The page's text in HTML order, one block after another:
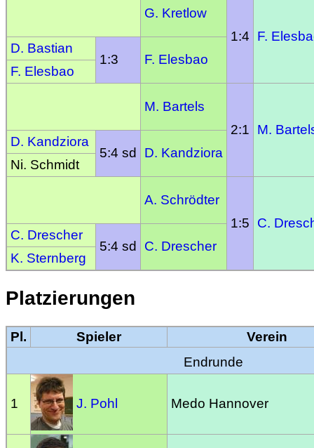
G. Kretlow
1:4
F.
D. Bastian
1:3
F. Elesbao
F. Elesbao
M. Bartels
2:1
M.
D. Kandziora
5:4 sd
D. Kandziora
Ni. Schmidt
A. Schrödter
1:5
C.
C. Drescher
5:4 sd
C. Drescher
K. Sternberg
Platzierungen
Pl. Spieler
Verein
Endrunde
1 J. Pohl Medo Hannover